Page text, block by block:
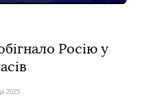
Росію у
2025